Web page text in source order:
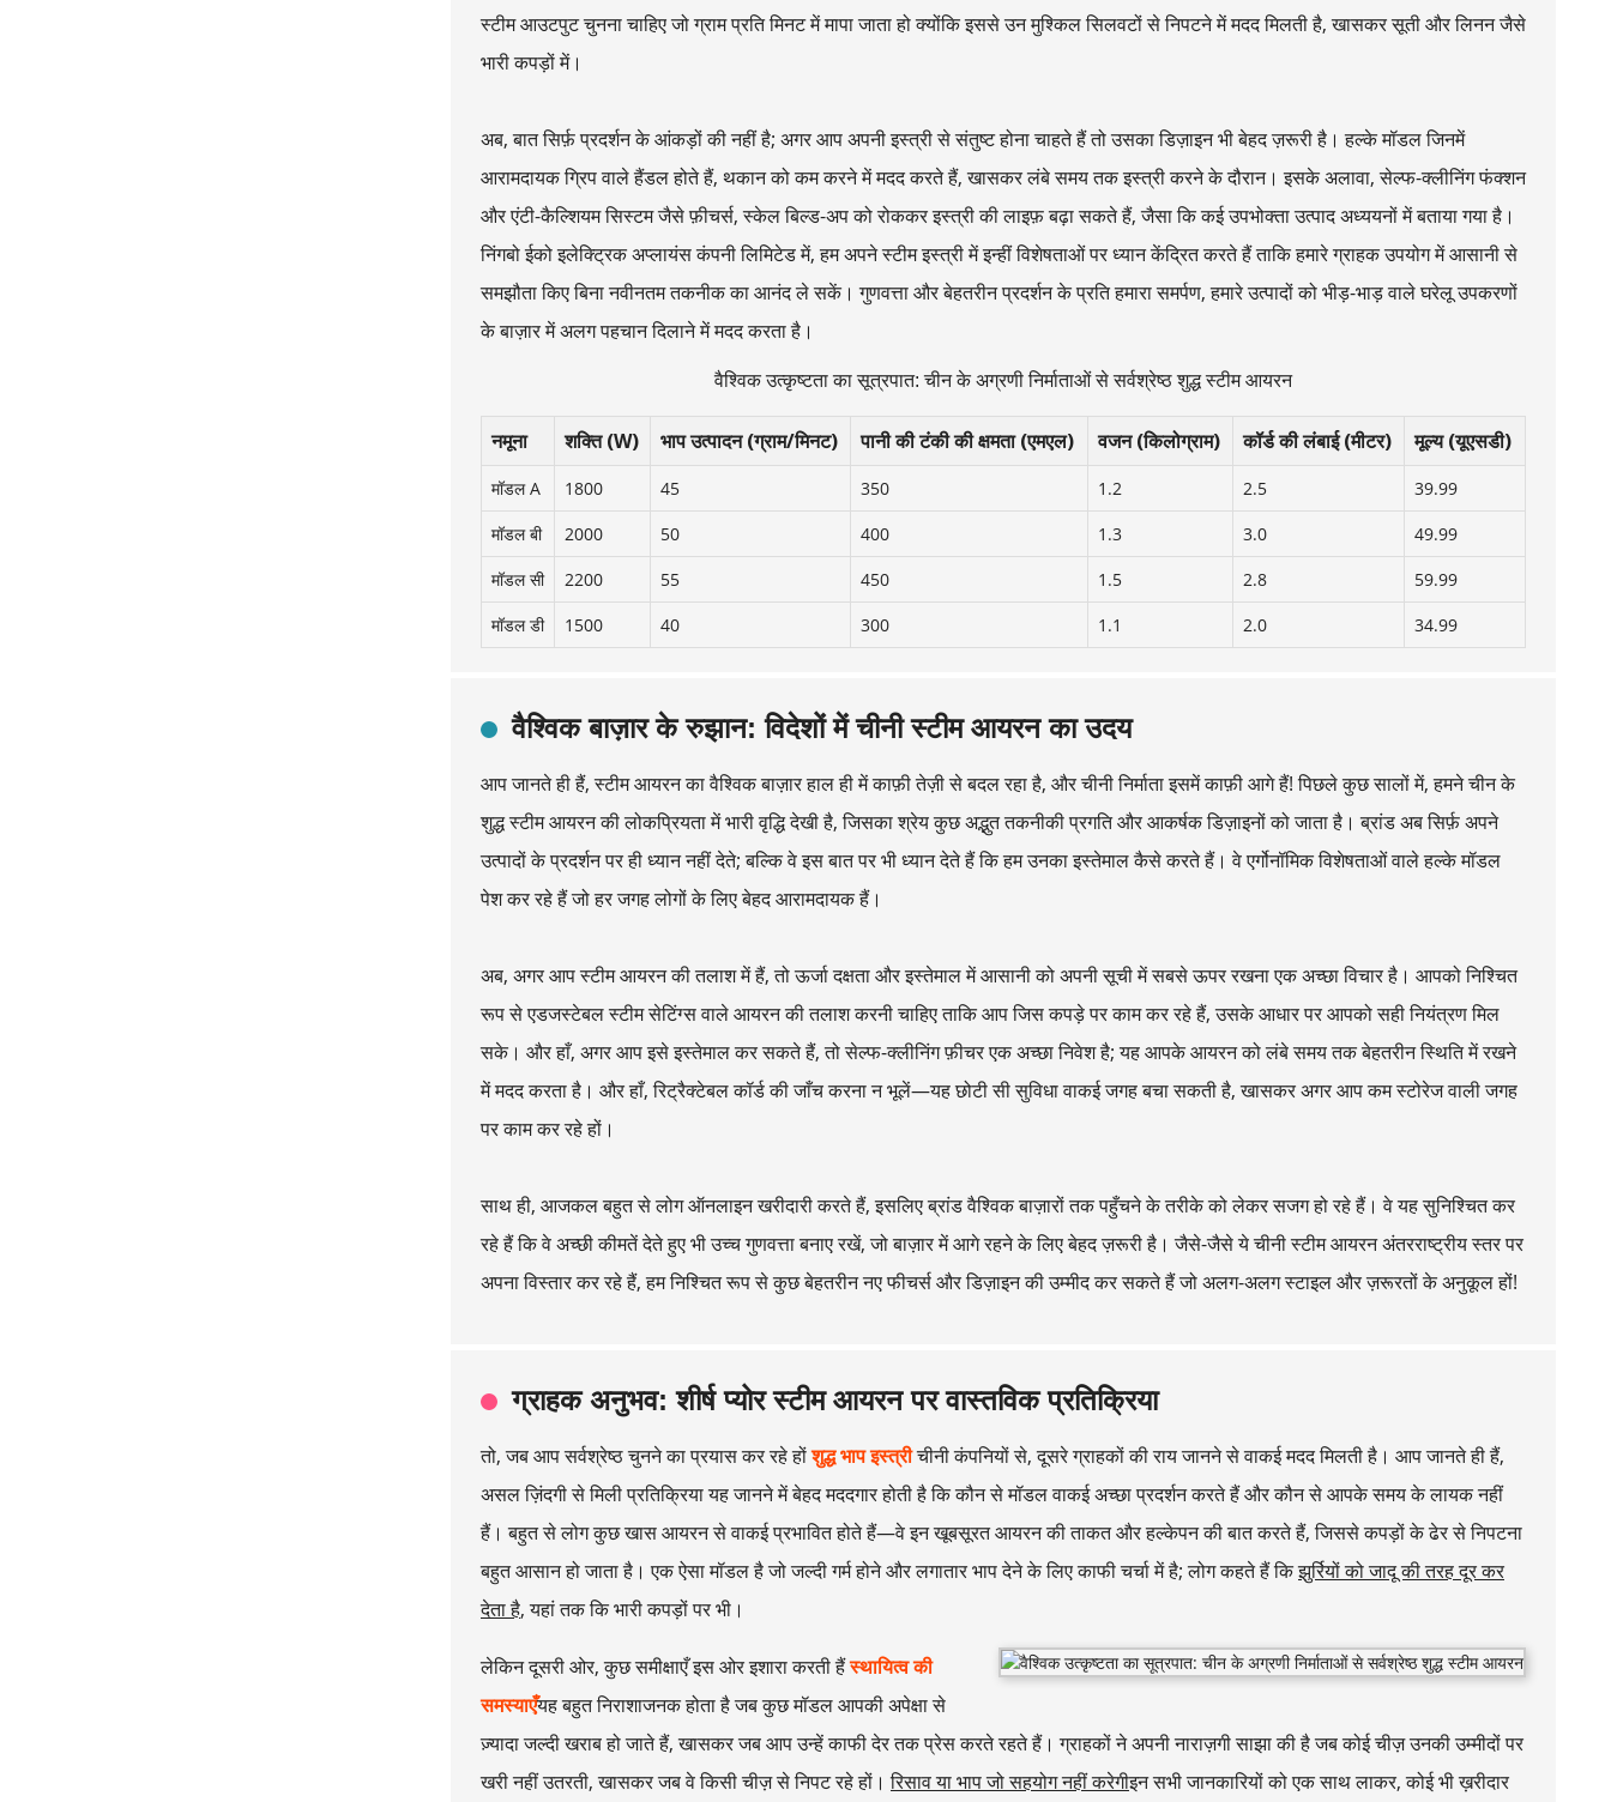
स्टीम आउटपुट चुनना चाहिए जो ग्राम प्रति मिनट में मापा जाता हो क्योंकि इससे उन मुश्किल सिलवटों से निपटने में मदद मिलती है, खासकर सूती और लिनन जैसे
भारी कपड़ों में।
अब, बात सिर्फ़ प्रदर्शन के आंकड़ों की नहीं है; अगर आप अपनी इस्त्री से संतुष्ट होना चाहते हैं तो उसका डिज़ाइन भी बेहद ज़रूरी है। हल्के मॉडल जिनमें
आरामदायक ग्रिप वाले हैंडल होते हैं, थकान को कम करने में मदद करते हैं, खासकर लंबे समय तक इस्त्री करने के दौरान। इसके अलावा, सेल्फ-क्लीनिंग फंक्शन
और एंटी-कैल्शियम सिस्टम जैसे फ़ीचर्स, स्केल बिल्ड-अप को रोककर इस्त्री की लाइफ़ बढ़ा सकते हैं, जैसा कि कई उपभोक्ता उत्पाद अध्ययनों में बताया गया है।
निंगबो ईको इलेक्ट्रिक अप्लायंस कंपनी लिमिटेड में, हम अपने स्टीम इस्त्री में इन्हीं विशेषताओं पर ध्यान केंद्रित करते हैं ताकि हमारे ग्राहक उपयोग में आसानी से
समझौता किए बिना नवीनतम तकनीक का आनंद ले सकें। गुणवत्ता और बेहतरीन प्रदर्शन के प्रति हमारा समर्पण, हमारे उत्पादों को भीड़-भाड़ वाले घरेलू उपकरणों
के बाज़ार में अलग पहचान दिलाने में मदद करता है।
वैश्विक उत्कृष्टता का सूत्रपात: चीन के अग्रणी निर्माताओं से सर्वश्रेष्ठ शुद्ध स्टीम आयरन
नमूना शक्ति (W) भाप उत्पादन (ग्राम/मिनट) पानी की टंकी की क्षमता (एमएल) वजन (किलोग्राम) कॉर्ड की लंबाई (मीटर) मूल्य (यूएसडी)
मॉडल A 1800 45 350 1.2 2.5
39.99
मॉडल बी
2000 50 400 1.3 3.0
49.99
मॉडल सी
2200 55 450 1.5 2.8
59.99
मॉडल डी
1500 40 300 1.1 2.0 34.99
वैश्विक बाज़ार के रुझान: विदेशों में चीनी स्टीम आयरन का उदय
आप जानते ही हैं, स्टीम आयरन का वैश्विक बाज़ार हाल ही में काफ़ी तेज़ी से बदल रहा है, और चीनी निर्माता इसमें काफ़ी आगे हैं! पिछले कुछ सालों में, हमने चीन के
शुद्ध स्टीम आयरन की लोकप्रियता में भारी वृद्धि देखी है, जिसका श्रेय कुछ अद्भुत तकनीकी प्रगति और आकर्षक डिज़ाइनों को जाता है। ब्रांड अब सिर्फ़ अपने
उत्पादों के प्रदर्शन पर ही ध्यान नहीं देते; बल्कि वे इस बात पर भी ध्यान देते हैं कि हम उनका इस्तेमाल कैसे करते हैं। वे एर्गोनॉमिक विशेषताओं वाले हल्के मॉडल
पेश कर रहे हैं जो हर जगह लोगों के लिए बेहद आरामदायक हैं।
अब, अगर आप स्टीम आयरन की तलाश में हैं, तो ऊर्जा दक्षता और इस्तेमाल में आसानी को अपनी सूची में सबसे ऊपर रखना एक अच्छा विचार है। आपको निश्चित
रूप से एडजस्टेबल स्टीम सेटिंग्स वाले आयरन की तलाश करनी चाहिए ताकि आप जिस कपड़े पर काम कर रहे हैं, उसके आधार पर आपको सही नियंत्रण मिल
सके। और हाँ, अगर आप इसे इस्तेमाल कर सकते हैं, तो सेल्फ-क्लीनिंग फ़ीचर एक अच्छा निवेश है; यह आपके आयरन को लंबे समय तक बेहतरीन स्थिति में रखने
में मदद करता है। और हाँ, रिट्रैक्टेबल कॉर्ड की जाँच करना न भूलें—यह छोटी सी सुविधा वाकई जगह बचा सकती है, खासकर अगर आप कम स्टोरेज वाली जगह
पर काम कर रहे हों।
साथ ही, आजकल बहुत से लोग ऑनलाइन खरीदारी करते हैं, इसलिए ब्रांड वैश्विक बाज़ारों तक पहुँचने के तरीके को लेकर सजग हो रहे हैं। वे यह सुनिश्चित कर
रहे हैं कि वे अच्छी कीमतें देते हुए भी उच्च गुणवत्ता बनाए रखें, जो बाज़ार में आगे रहने के लिए बेहद ज़रूरी है। जैसे-जैसे ये चीनी स्टीम आयरन अंतरराष्ट्रीय स्तर पर
अपना विस्तार कर रहे हैं, हम निश्चित रूप से कुछ बेहतरीन नए फीचर्स और डिज़ाइन की उम्मीद कर सकते हैं जो अलग-अलग स्टाइल और ज़रूरतों के अनुकूल हों!
ग्राहक अनुभव: शीर्ष प्योर स्टीम आयरन पर वास्तविक प्रतिक्रिया
तो, जब आप सर्वश्रेष्ठ चुनने का प्रयास कर रहे होंशुद्ध भाप इस्त्रीचीनी कंपनियों से, दूसरे ग्राहकों की राय जानने से वाकई मदद मिलती है। आप जानते ही हैं,
असल ज़िंदगी से मिली प्रतिक्रिया यह जानने में बेहद मददगार होती है कि कौन से मॉडल वाकई अच्छा प्रदर्शन करते हैं और कौन से आपके समय के लायक नहीं
हैं। बहुत से लोग कुछ खास आयरन से वाकई प्रभावित होते हैं—वे इन खूबसूरत आयरन की ताकत और हल्केपन की बात करते हैं, जिससे कपड़ों के ढेर से निपटना
बहुत आसान हो जाता है। एक ऐसा मॉडल है जो जल्दी गर्म होने और लगातार भाप देने के लिए काफी चर्चा में है; लोग कहते हैं किझुर्रियों को जादू की तरह दूर कर
देता है, यहां तक ​​कि भारी कपड़ों पर भी।
लेकिन दूसरी ओर, कुछ समीक्षाएँ इस ओर इशारा करती हैंस्थायित्व की
समस्याएँयह बहुत निराशाजनक होता है जब कुछ मॉडल आपकी अपेक्षा से
ज़्यादा जल्दी खराब हो जाते हैं, खासकर जब आप उन्हें काफी देर तक प्रेस करते रहते हैं। ग्राहकों ने अपनी नाराज़गी साझा की है जब कोई चीज़ उनकी उम्मीदों पर
खरी नहीं उतरती, खासकर जब वे किसी चीज़ से निपट रहे हों।रिसाव या भाप जो सहयोग नहीं करेगीइन सभी जानकारियों को एक साथ लाकर, कोई भी ख़रीदार